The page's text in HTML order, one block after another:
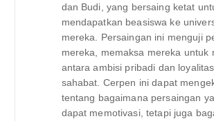
dan Budi, yang bersaing ketat
mendapatkan beasiswa ke
mereka. Persaingan ini menguji
mereka, memaksa mereka untuk
antara ambisi pribadi dan
sahabat. Cerpen ini dapat
tentang bagaimana persaingan
dapat memotivasi, tetapi juga